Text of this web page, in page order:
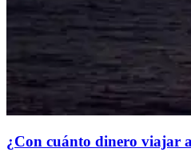
¿Con cuánto dinero viajar